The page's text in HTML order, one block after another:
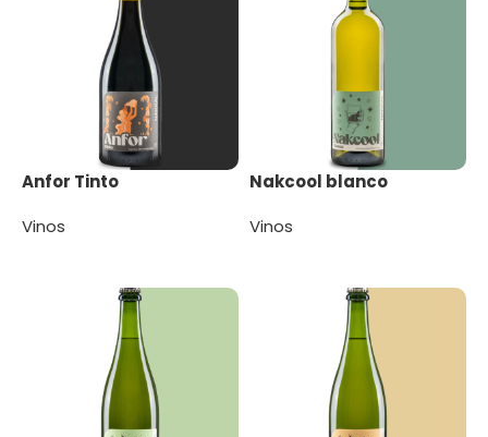
Anfor Tinto
Vinos
Nakcool blanco
Vinos